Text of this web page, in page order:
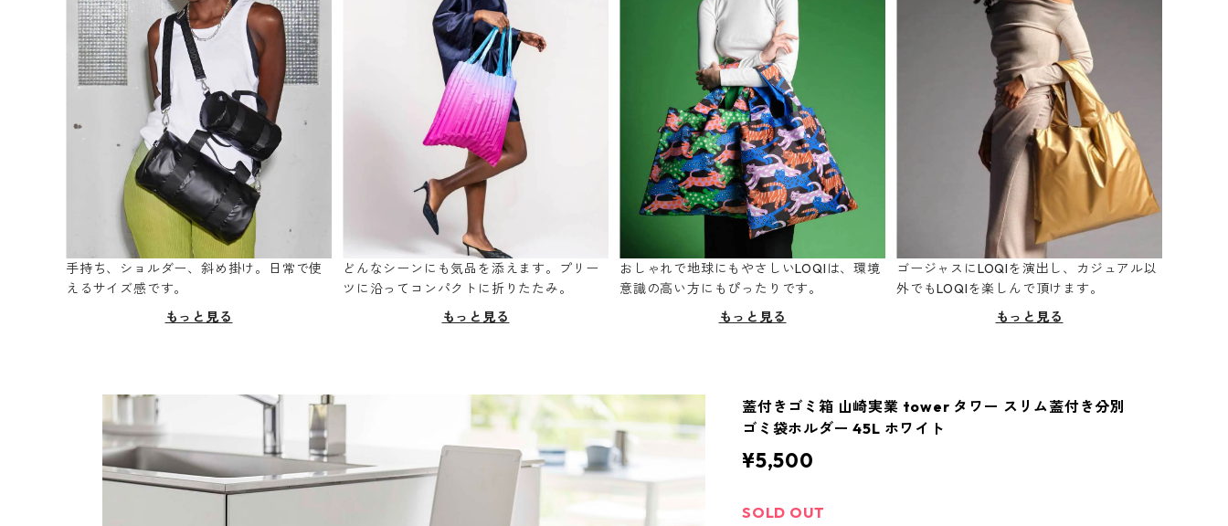
手持ち、ショルダー、斜め掛け。日常で使
えるサイズ感です。
もっと見る
どんなシーンにも気品を添えます。プリー
ツに沿ってコンパクトに折りたたみ。
もっと見る
おしゃれで地球にもやさしいLOQIは、環境
意識の高い方にもぴったりです。
もっと見る
ゴージャスにLOQIを演出し、カジュアル以
外でもLOQIを楽しんで頂けます。
もっと見る
蓋付きゴミ箱 山崎実業 tower タワー スリム蓋付き分別
ゴミ袋ホルダー 45L ホワイト
¥5,500
SOLD OUT